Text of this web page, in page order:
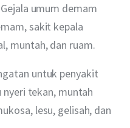
umum demam
sakit kepala
muntah, dan ruam.
untuk penyakit
tekan, muntah
lesu, gelisah, dan